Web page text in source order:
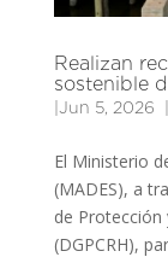
Realizan
sostenible
Jun 5, 2026
El Ministerio
(MADES), a
de Protección
(DGPCRH),